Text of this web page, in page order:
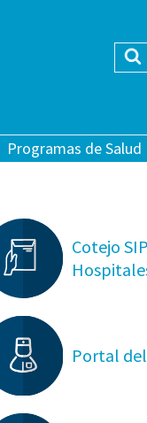
Programas de Salud
Cotejo
Portal